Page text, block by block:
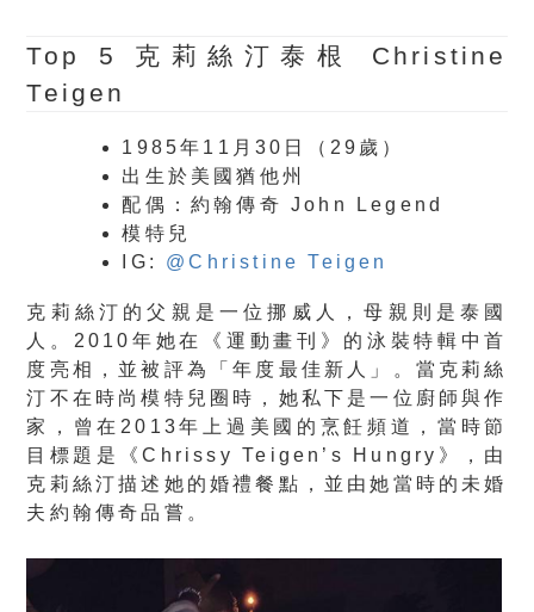
Top 5
克莉絲汀泰根 Christine
Teigen
1985年11月30日（29歲）
出生於美國猶他州
配偶：約翰傳奇 John Legend
模特兒
IG: @Christine Teigen
克莉絲汀的父親是一位挪威人，母親則是泰國
人。2010年她在《運動畫刊》的泳裝特輯中首
度亮相，並被評為「年度最佳新人」。當克莉絲
汀不在時尚模特兒圈時，她私下是一位廚師與作
家，曾在2013年上過美國的烹飪頻道，當時節
目標題是《Chrissy Teigen’s Hungry》，由
克莉絲汀描述她的婚禮餐點，並由她當時的未婚
夫約翰傳奇品嘗。